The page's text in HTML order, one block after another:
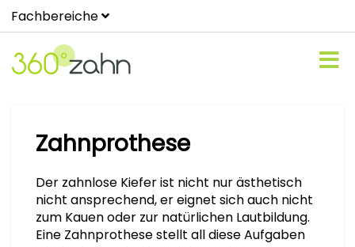
Fachbereiche
Zahnprothese
Der zahnlose Kiefer ist nicht nur ästhetisch
nicht ansprechend, er eignet sich auch nicht
zum Kauen oder zur natürlichen Lautbildung.
Eine Zahnprothese stellt all diese Aufgaben